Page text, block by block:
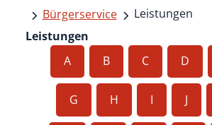
Bürgerservice
Leistungen
Leistungen
A
B C D
G H I J